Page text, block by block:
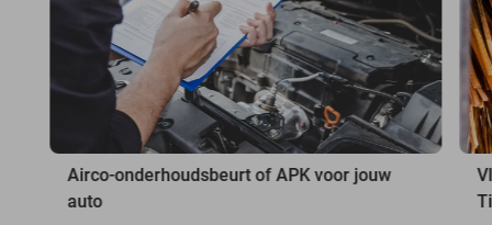
Airco-onderhoudsbeurt of APK voor jouw
auto